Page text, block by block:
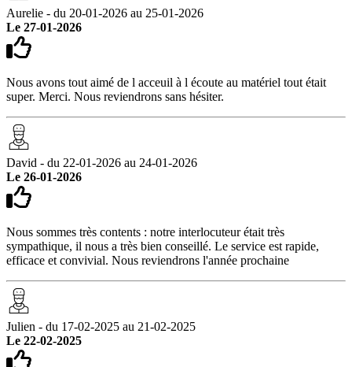
Aurelie - du 20-01-2026 au 25-01-2026
Le 27-01-2026
Nous avons tout aimé de l acceuil à l écoute au matériel tout était
super. Merci. Nous reviendrons sans hésiter.
David - du 22-01-2026 au 24-01-2026
Le 26-01-2026
Nous sommes très contents : notre interlocuteur était très
sympathique, il nous a très bien conseillé. Le service est rapide,
efficace et convivial. Nous reviendrons l'année prochaine
Julien - du 17-02-2025 au 21-02-2025
Le 22-02-2025